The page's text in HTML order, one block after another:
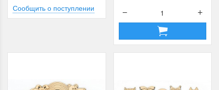
Сообщить о поступлении